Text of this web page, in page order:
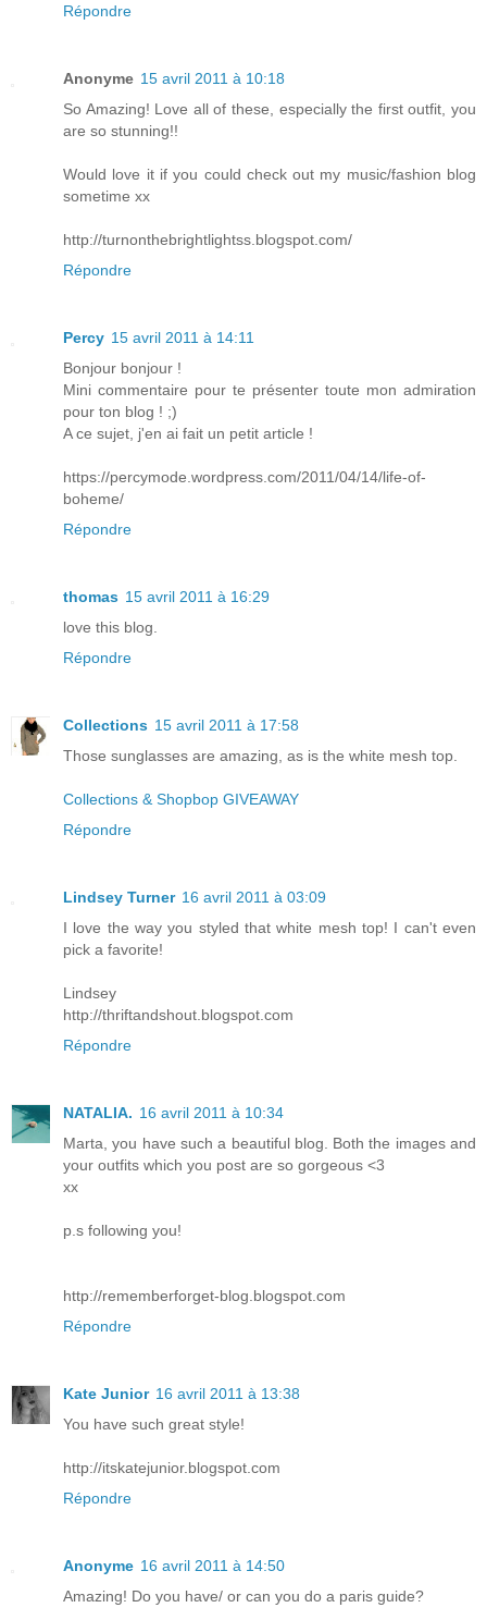
Répondre
Anonyme 15 avril 2011 à 10:18
So Amazing! Love all of these, especially the first outfit, you
are so stunning!!
Would love it if you could check out my music/fashion blog
sometime xx
http://turnonthebrightlightss.blogspot.com/
Répondre
Percy 15 avril 2011 à 14:11
Bonjour bonjour !
Mini commentaire pour te présenter toute mon admiration
pour ton blog ! ;)
A ce sujet, j'en ai fait un petit article !
https://percymode.wordpress.com/2011/04/14/life-of-
boheme/
Répondre
thomas 15 avril 2011 à 16:29
love this blog.
Répondre
Collections 15 avril 2011 à 17:58
Those sunglasses are amazing, as is the white mesh top.
Collections & Shopbop GIVEAWAY
Répondre
Lindsey Turner 16 avril 2011 à 03:09
I love the way you styled that white mesh top! I can't even
pick a favorite!
Lindsey
http://thriftandshout.blogspot.com
Répondre
NATALIA. 16 avril 2011 à 10:34
Marta, you have such a beautiful blog. Both the images and
your outfits which you post are so gorgeous <3
xx
p.s following you!
http://rememberforget-blog.blogspot.com
Répondre
Kate Junior 16 avril 2011 à 13:38
You have such great style!
http://itskatejunior.blogspot.com
Répondre
Anonyme 16 avril 2011 à 14:50
Amazing! Do you have/ or can you do a paris guide?